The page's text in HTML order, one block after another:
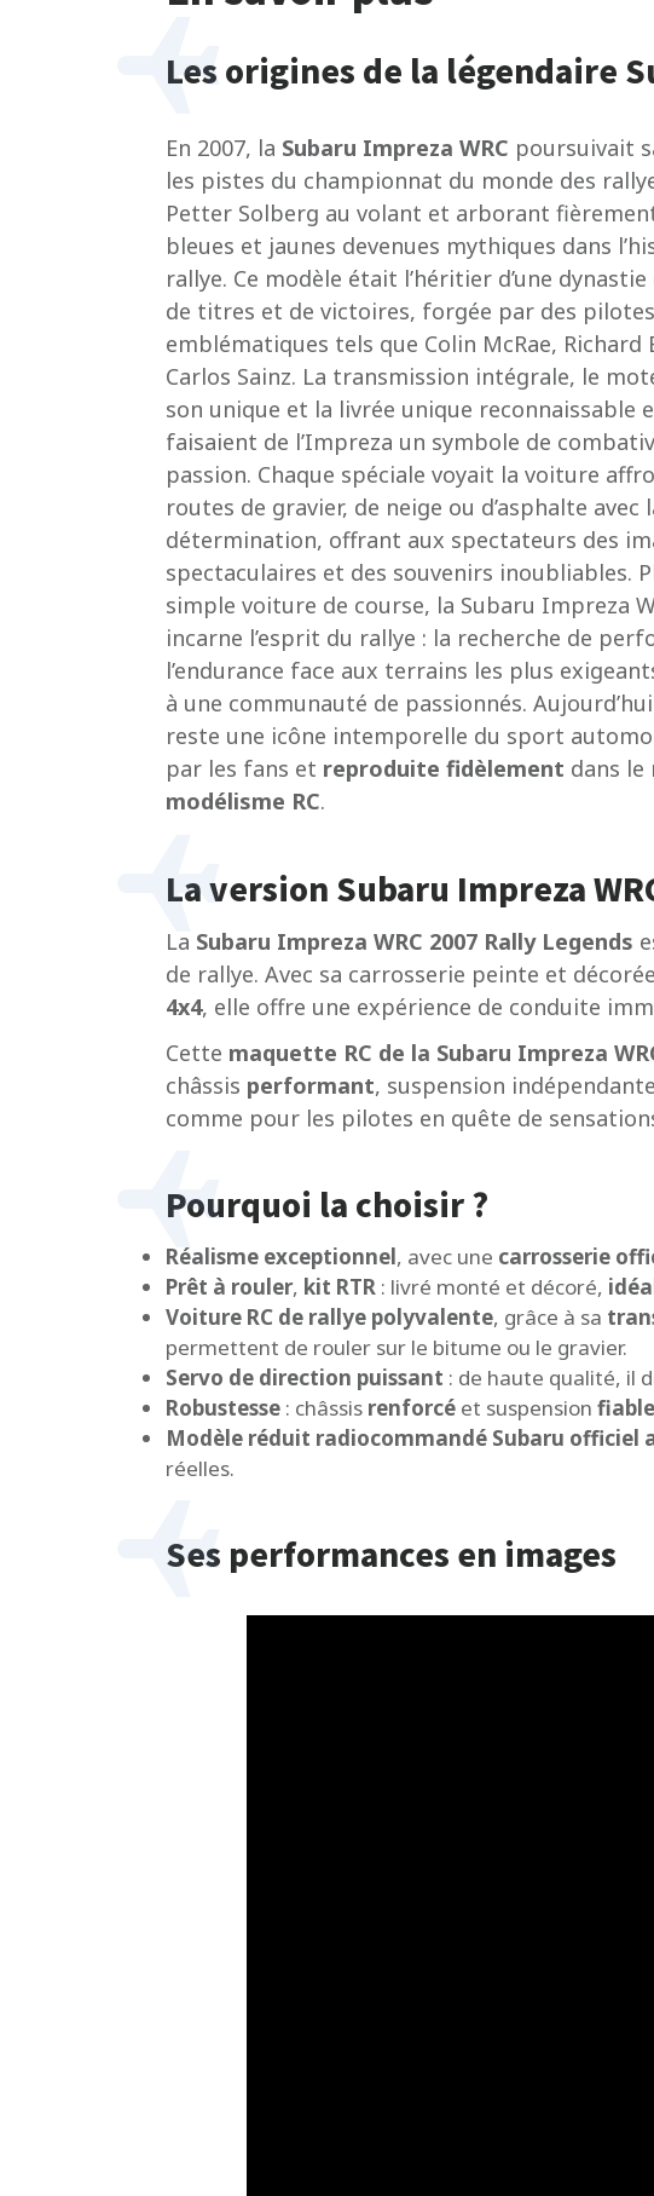
Les origines de la légendaire
En 2007, la Subaru Impreza WRC poursuivait
les pistes du championnat du monde des
Petter Solberg au volant et arborant
bleues et jaunes devenues mythiques dans
rallye. Ce modèle était l’héritier d’une
de titres et de victoires, forgée par des pilotes
emblématiques tels que Colin McRae, Richard
Carlos Sainz. La transmission intégrale, le
son unique et la livrée unique reconnaissable
faisaient de l’Impreza un symbole de
passion. Chaque spéciale voyait la voiture
routes de gravier, de neige ou d’asphalte avec
détermination, offrant aux spectateurs des
spectaculaires et des souvenirs inoubliables.
simple voiture de course, la Subaru Impreza
incarne l’esprit du rallye : la recherche de
l’endurance face aux terrains les plus
à une communauté de passionnés.
reste une icône intemporelle du sport
par les fans et reproduite fidèlement dans le
modélisme RC.
La version Subaru Impreza
La Subaru Impreza WRC 2007 Rally Legends
de rallye. Avec sa carrosserie peinte et décorée
4x4, elle offre une expérience de conduite
Cette maquette RC de la Subaru Impreza
châssis performant, suspension
comme pour les pilotes en quête de
Pourquoi la choisir ?
Réalisme exceptionnel, avec une carrosserie
Prêt à rouler, kit RTR : livré monté et décoré,
Voiture RC de rallye polyvalente, grâce à sa
permettent de rouler sur le bitume ou le gravier.
Servo de direction puissant : de haute qualité, il
Robustesse : châssis renforcé et suspension fiable
Modèle réduit radiocommandé Subaru
réelles.
Ses performances en images